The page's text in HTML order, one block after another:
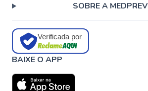
SOBRE A MEDPREV
Verificada por
BAIXE O APP